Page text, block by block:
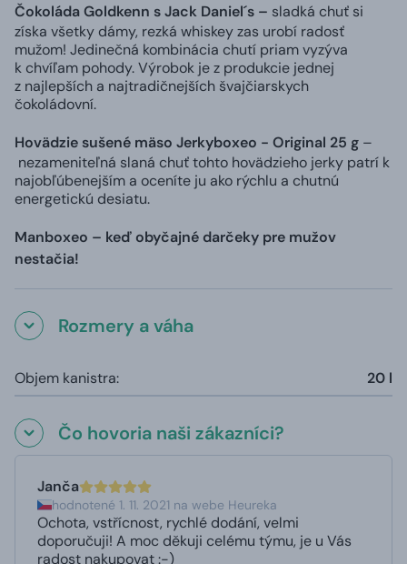
Čokoláda Goldkenn s Jack Daniel´s – sladká chuť si
získa všetky dámy, rezká whiskey zas urobí radosť
mužom! Jedinečná kombinácia chutí priam vyzýva
k chvíľam pohody. Výrobok je z produkcie jednej
z najlepších a najtradičnejších švajčiarskych
čokoládovní.
Hovädzie sušené mäso Jerkyboxeo - Original 25 g –
nezameniteľná slaná chuť tohto hovädzieho jerky patrí k
najobľúbenejším a oceníte ju ako rýchlu a chutnú
energetickú desiatu.
Manboxeo – keď obyčajné darčeky pre mužov
nestačia!
Rozmery a váha
Objem kanistra: 20 l
Čo hovoria naši zákazníci?
Janča
hodnotené 1. 11. 2021 na webe Heureka
Ochota, vstřícnost, rychlé dodání, velmi
doporučuji! A moc děkuji celému týmu, je u Vás
radost nakupovat :-)